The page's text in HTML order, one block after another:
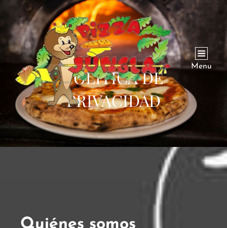
Menu
POLÍTICA DE
PRIVACIDAD
Quiénes somos